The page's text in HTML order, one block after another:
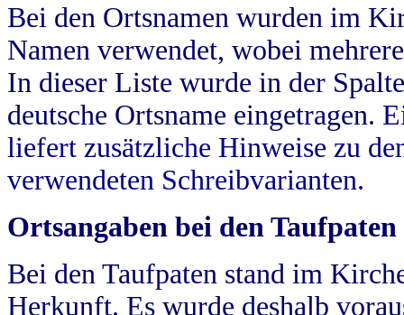
Bei den Ortsnamen wurden im
Namen verwendet, wobei
In dieser Liste wurde in der
deutsche Ortsname eingetragen.
liefert zusätzliche Hinweise zu
verwendeten Schreibvarianten.
Ortsangaben bei den Taufpaten
Bei den Taufpaten stand im
Herkunft. Es wurde deshalb